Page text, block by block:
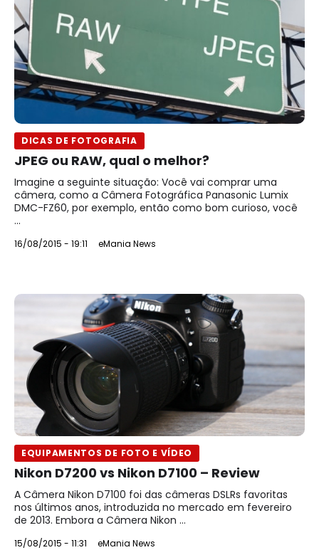
DICAS DE FOTOGRAFIA
JPEG ou RAW, qual o melhor?
Imagine a seguinte situação: Você vai comprar uma
câmera, como a Câmera Fotográfica Panasonic Lumix
DMC-FZ60, por exemplo, então como bom curioso, você
...
16/08/2015 - 19:11 eMania News
EQUIPAMENTOS DE FOTO E VÍDEO
Nikon D7200 vs Nikon D7100 – Review
A Câmera Nikon D7100 foi das câmeras DSLRs favoritas
nos últimos anos, introduzida no mercado em fevereiro
de 2013. Embora a Câmera Nikon ...
15/08/2015 - 11:31 eMania News